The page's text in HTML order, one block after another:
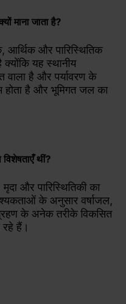
माना जाता है?
आर्थिक और पारिस्थितिक
क्योंकि यह स्थानीय
है और पर्यावरण के
है और भूमिगत जल का
थीं?
मृदा और पारिस्थितिकी का
के अनुसार वर्षाजल,
के अनेक तरीके विकसित
रहे हैं।